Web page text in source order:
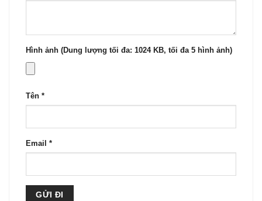
Hình ảnh (Dung lượng tối đa: 1024 KB, tối đa 5 hình ảnh)
Tên *
Email *